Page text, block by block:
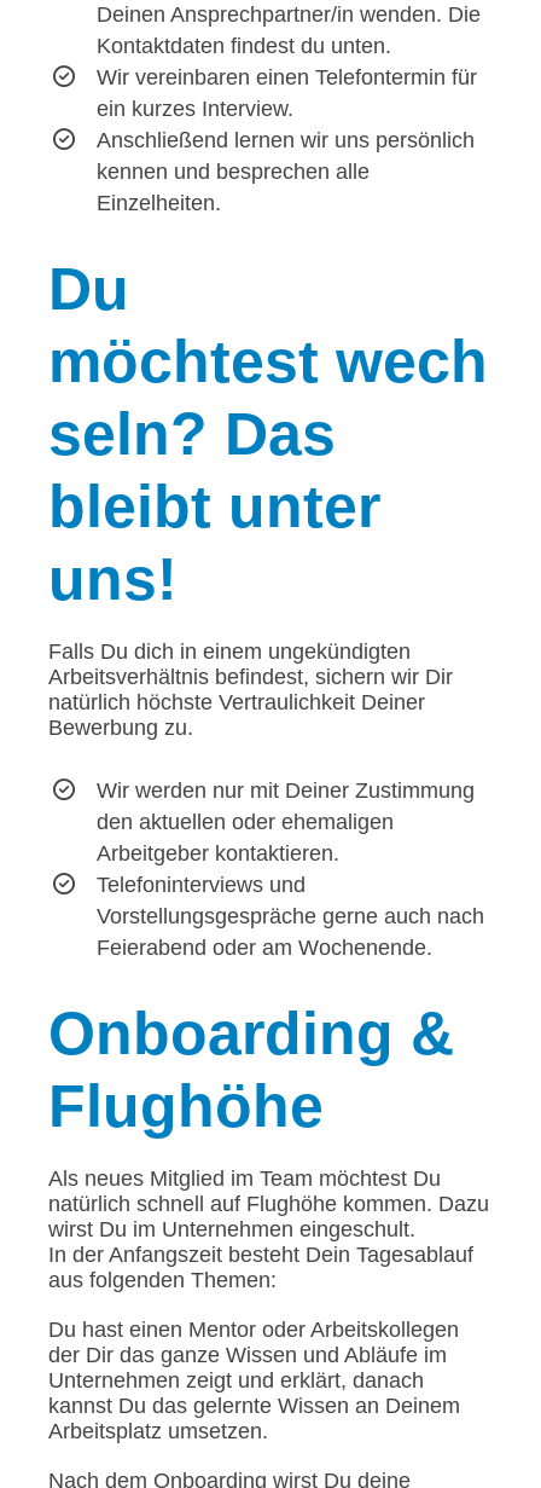
Deinen Ansprechpartner/in wenden. Die
Kontaktdaten findest du unten.
Wir vereinbaren einen Telefontermin für
ein kurzes Interview.
Anschließend lernen wir uns persönlich
kennen und besprechen alle
Einzelheiten.
Du
möchtest wech
seln? Das
bleibt unter
uns!
Falls Du dich in einem ungekündigten
Arbeitsverhältnis befindest, sichern wir Dir
natürlich höchste Vertraulichkeit Deiner
Bewerbung zu.
Wir werden nur mit Deiner Zustimmung
den aktuellen oder ehemaligen
Arbeitgeber kontaktieren.
Telefoninterviews und
Vorstellungsgespräche gerne auch nach
Feierabend oder am Wochenende.
Onboarding &
Flughöhe
Als neues Mitglied im Team möchtest Du
natürlich schnell auf Flughöhe kommen. Dazu
wirst Du im Unternehmen eingeschult.
In der Anfangszeit besteht Dein Tagesablauf
aus folgenden Themen:
Du hast einen Mentor oder Arbeitskollegen
der Dir das ganze Wissen und Abläufe im
Unternehmen zeigt und erklärt, danach
kannst Du das gelernte Wissen an Deinem
Arbeitsplatz umsetzen.
Nach dem Onboarding wirst Du deine